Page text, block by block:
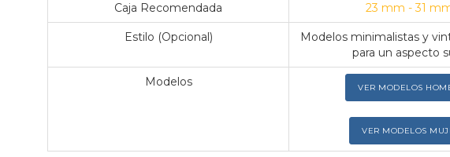
Caja Recomendada 23 mm - 31
Estilo (Opcional)
Modelos minimalistas y
para un aspecto
Modelos VER MODELOS
VER MODELOS